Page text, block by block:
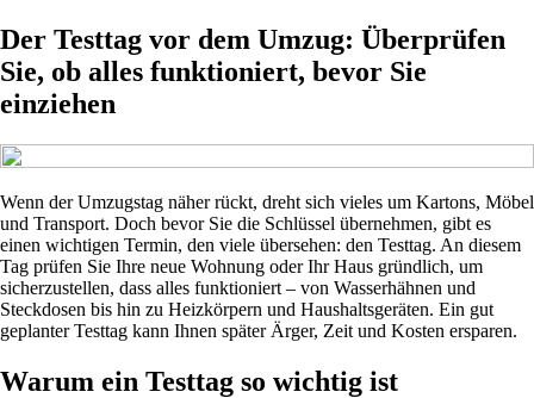
Der Testtag vor dem Umzug: Überprüfen
Sie, ob alles funktioniert, bevor Sie
einziehen
Wenn der Umzugstag näher rückt, dreht sich vieles um Kartons, Möbel
und Transport. Doch bevor Sie die Schlüssel übernehmen, gibt es
einen wichtigen Termin, den viele übersehen: den Testtag. An diesem
Tag prüfen Sie Ihre neue Wohnung oder Ihr Haus gründlich, um
sicherzustellen, dass alles funktioniert – von Wasserhähnen und
Steckdosen bis hin zu Heizkörpern und Haushaltsgeräten. Ein gut
geplanter Testtag kann Ihnen später Ärger, Zeit und Kosten ersparen.
Warum ein Testtag so wichtig ist